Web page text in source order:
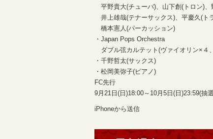
平野貴大(チューバ)、山下創(トロン)、
井上雄哉(テナーサックス)、平慶久(ト
橋本憲人(パーカッション)
・Japan Pops Orchestra
ダブル弦カルテット(ヴァイオリン×４
・千野哲太(サックス)
・松岡美弥子(ピアノ)
FC先行
9月21日(日)18:00～10月5日(日)23:59(抽
iPhoneから送信